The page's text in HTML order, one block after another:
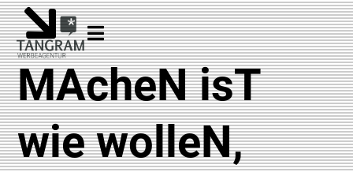
MAcheN isT
wie wolleN,